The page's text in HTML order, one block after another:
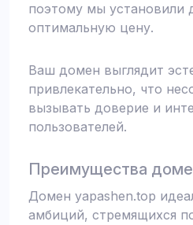
поэтому мы установили
оптимальную цену.
Ваш домен выглядит
привлекательно, что
вызывать доверие и
пользователей.
Преимущества
Домен yapashen.top
амбиций, стремящихся